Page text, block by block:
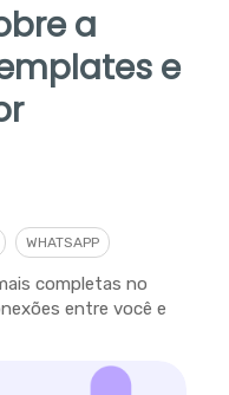
a
e
WHATSAPP
completas no
entre você e